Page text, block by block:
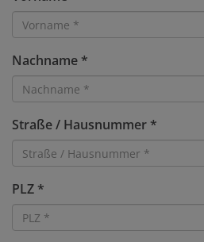
Nachname *
Straße / Hausnummer *
PLZ *